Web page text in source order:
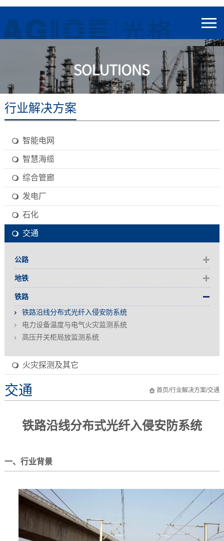
行业解决方案
智能电网
智慧海缆
综合管廊
发电厂
石化
交通
公路
地铁
铁路
铁路沿线分布式光纤入侵安防系统
电力设备温度与电气火灾监测系统
高压开关柜局放监测系统
火灾探测及其它
首页/行业解决方案/交通
交通
铁路沿线分布式光纤入侵安防系统
一、行业背景